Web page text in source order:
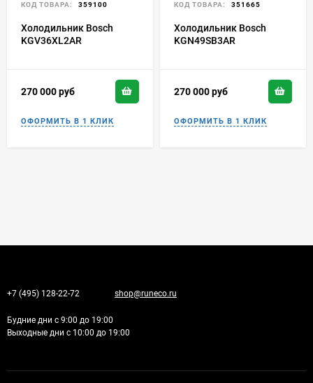
КОД ТОВАРА: 359100
Холодильник Bosch
KGV36XL2AR
270 000руб
КОД ТОВАРА: 351665
Холодильник Bosch
KGN49SB3AR
270 000руб
+7 (495) 128-22-72 shop@runeco.ru
Будние дни с 9:00 до 19:00
Выходные дни с 10:00 до 19:00